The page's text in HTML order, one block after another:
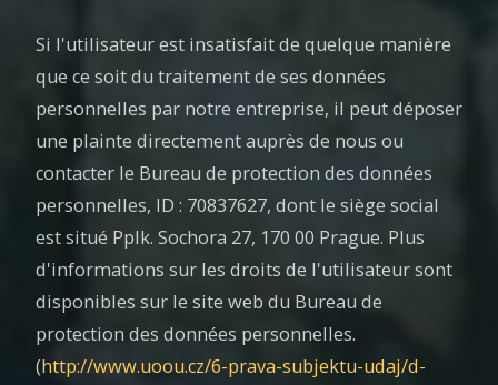
Si l'utilisateur est insatisfait de quelque manière
que ce soit du traitement de ses données
personnelles par notre entreprise, il peut déposer
une plainte directement auprès de nous ou
contacter le Bureau de protection des données
personnelles, ID : 70837627, dont le siège social
est situé Pplk. Sochora 27, 170 00 Prague. Plus
d'informations sur les droits de l'utilisateur sont
disponibles sur le site web du Bureau de
protection des données personnelles.
(http://www.uoou.cz/6-prava-subjektu-udaj/d-